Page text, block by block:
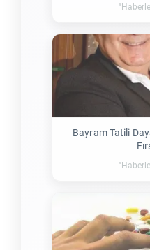
Bayram Tatili